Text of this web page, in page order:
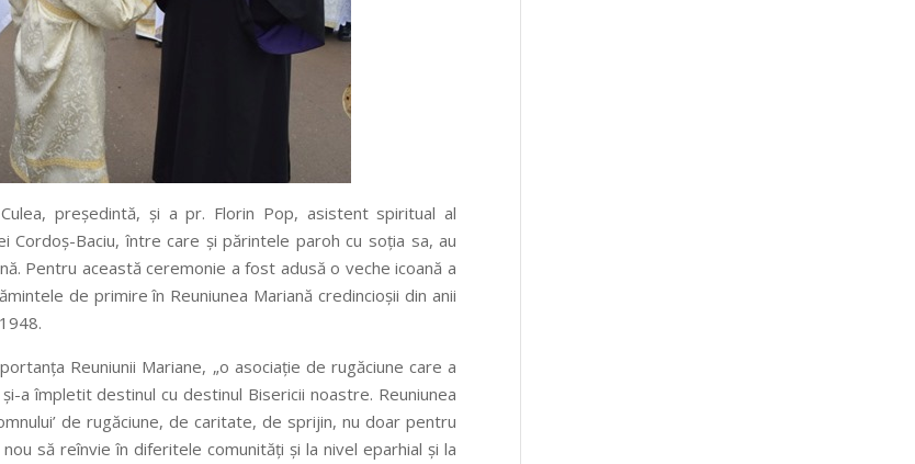
președintă, și a pr. Florin Pop, asistent spiritual al
Cordoș-Baciu, între care și părintele paroh cu soția sa, au
Pentru această ceremonie a fost adusă o veche icoană a
de primire în Reuniunea Mariană credincioșii din anii
Reuniunii Mariane, „o asociație de rugăciune care a
a împletit destinul cu destinul Bisericii noastre. Reuniunea
de rugăciune, de caritate, de sprijin, nu doar pentru
să reînvie în diferitele comunități și la nivel eparhial și la